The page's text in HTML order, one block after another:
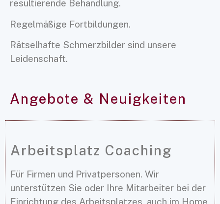
resultierende Behandlung.
Regelmäßige Fortbildungen.
Rätselhafte Schmerzbilder sind unsere
Leidenschaft.
Angebote & Neuigkeiten
Arbeitsplatz Coaching
Für Firmen und Privatpersonen. Wir
unterstützen Sie oder Ihre Mitarbeiter bei der
Einrichtung des Arbeitsplatzes, auch im Home